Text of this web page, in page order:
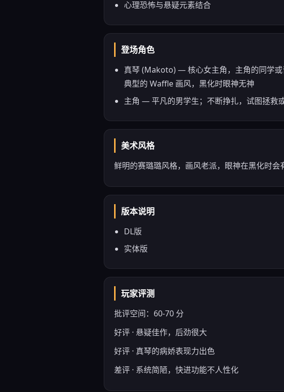
心理恐怖与悬疑元素结合
登场角色
真琴 (Makoto) — 核心女主角，主角的同学或
典型的 Waffle 画风，黑化时眼神无神
主角 — 平凡的男学生；不断挣扎，试图拯救
美术风格
鲜明的赛璐璐风格，画风老派，眼神在黑化时会
版本说明
DL版
实体版
玩家评测
批评空间：60-70 分
好评 · 悬疑佳作，后劲很大
好评 · 真琴的病娇表现力出色
差评 · 系统简陋，快进功能不人性化